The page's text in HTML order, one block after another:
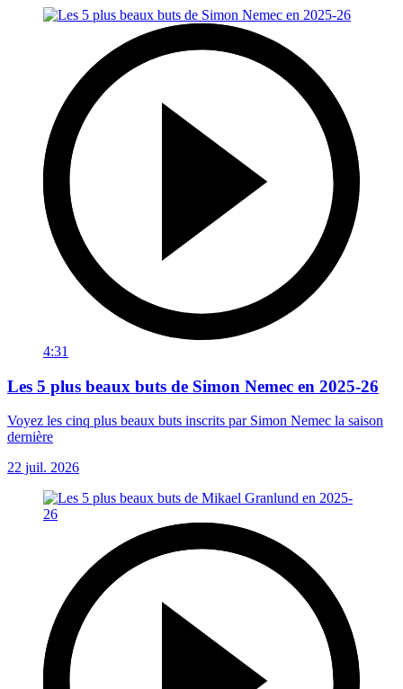
4:31
Les 5 plus beaux buts de Simon Nemec en 2025-26
Voyez les cinq plus beaux buts inscrits par Simon Nemec la saison
dernière
22 juil. 2026